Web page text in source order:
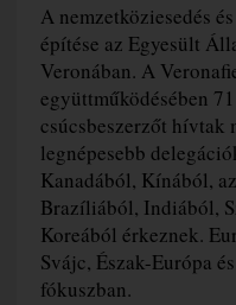
A nemzetköziesedés
építése az Egyesült
Veronában. A
együttműködésében
csúcsbeszerzőt hívtak
legnépesebb
Kanadából, Kínából,
Brazíliából, Indiából,
Koreából érkeznek.
Svájc, Észak-Európa
fókuszban.